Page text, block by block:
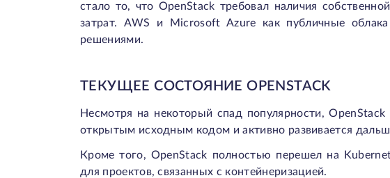
стало то, что OpenStack требовал наличия
затрат. AWS и Microsoft Azure как публичные
решениями.
ТЕКУЩЕЕ СОСТОЯНИЕ OPENSTACK
Несмотря на некоторый спад популярности,
открытым исходным кодом и активно развивается
Кроме того, OpenStack полностью перешел на
для проектов, связанных с контейнеризацией.